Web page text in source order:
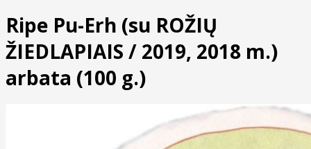
Ripe Pu-Erh (su ROŽIŲ
ŽIEDLAPIAIS / 2019, 2018 m.)
arbata (100 g.)